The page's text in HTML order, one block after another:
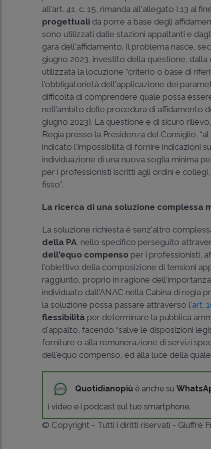
all'art. 41, c. 15, rimanda all'allegato I.13 al
progettuali da porre a base degli
sono utilizzati dalle stazioni appaltanti e
gara dell'affidamento. Il problema nasce,
giugno 2023, investito della questione,
utilizzata la locuzione “criterio o base di
l'obbligatorietà dell'applicazione dei
difficoltà di comprendere quale possa
nell'ambito delle procedura di affidamento
giugno 2023). La questione è di sicuro
Regia presso la Presidenza del Consiglio,
indicato l'impossibilità di fornire indicazioni
individuazione di una nuova soglia minima
per i professionisti iscritti agli ordini e
fisso”.
La ricerca di una soluzione complessa
La soluzione richiesta è senz'altro
della PA, nello specifico perseguito
dell'equo compenso per i professionisti,
l'obiettivo della composizione di tensioni
raggiunto, proprio in ragione
individuato dall'ANAC nella Cabina di regia
la soluzione possa passare attraverso l'art.
flessibilità per determinare la pubblica
d'appalto, facendo “salve le disposizioni
forniture o alla remunerazione di servizi
dell'equo compenso, ed alla luce della
Quotidianopiù è anche su
i video e i podcast sul tuo smartphone.
© Copyright - Tutti i diritti riservati - Giuffrè